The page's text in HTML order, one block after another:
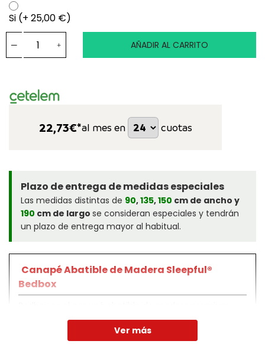
Si (+ 25,00 €)
AÑADIR AL CARRITO
22,73€*al mes en cuotas
Plazo de entrega de medidas especiales
Las medidas distintas de 90,135,150 cm de ancho y
190 cm de largo se consideran especiales y tendrán
un plazo de entrega mayor al habitual.
Canapé Abatible de Madera Sleepful®
Bedbox
Optimiza tu descanso y maximiza el almacenamiento
en tu habitación con esta solución 2x1 imprescindible.
Ver más